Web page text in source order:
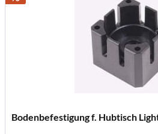
Bodenbefestigung f. Hubtisch